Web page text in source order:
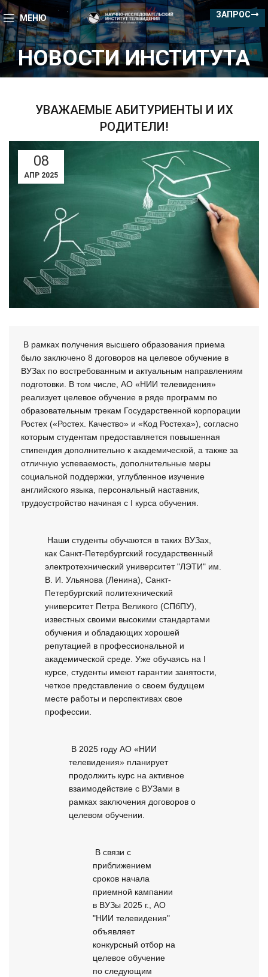
МЕНЮ ЗАПРОС
НОВОСТИ ИНСТИТУТА
УВАЖАЕМЫЕ АБИТУРИЕНТЫ И ИХ
РОДИТЕЛИ!
08
АПР 2025
было заключено 8 договоров на целевое обучение в
ВУЗах по востребованным и актуальным направлениям
подготовки. В том числе, АО «НИИ телевидения»
реализует целевое обучение в ряде программ по
образовательным трекам Государственной корпорации
Ростех («Ростех. Качество» и «Код Ростеха»), согласно
которым студентам предоставляется повышенная
стипендия дополнительно к академической, а также за
отличную успеваемость, дополнительные меры
социальной поддержки, углубленное изучение
английского языка, персональный наставник,
трудоустройство начиная с I курса обучения.
как Санкт-Петербургский государственный
электротехнический университет "ЛЭТИ" им.
В. И. Ульянова (Ленина), Санкт-
Петербургский политехнический
университет Петра Великого (СПбПУ),
известных своими высокими стандартами
обучения и обладающих хорошей
репутацией в профессиональной и
академической среде. Уже обучаясь на I
курсе, студенты имеют гарантии занятости,
четкое представление о своем будущем
месте работы и перспективах свое
профессии.
телевидения» планирует
продолжить курс на активное
взаимодействие с ВУЗами в
рамках заключения договоров о
целевом обучении.
приближением
сроков начала
приемной кампании
в ВУЗы 2025 г., АО
"НИИ телевидения"
объявляет
конкурсный отбор на
целевое обучение
по следующим